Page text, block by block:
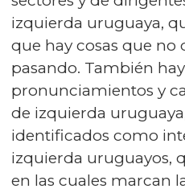
izquierda uruguaya,
que hay cosas que no
pasando. También
pronunciamientos y
de izquierda
identificados como
izquierda uruguayos,
en las cuales marcan